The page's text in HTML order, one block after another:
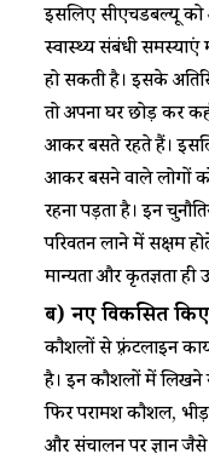
इसलिए सीएचडबल्यू को
स्वास्थ्य संबंधी
हो सकती है। इसके
तो अपना घर छोड़ कर
आकर बसते रहते हैं।
आकर बसने वाले लोगों
रहना पड़ता है। इन
परिवर्तन लाने में सक्षम
मान्यता और कृतज्ञता ही
ब) नए विकसित
कौशलों से फ़्रंटलाइन
है। इन कौशलों में लिखने
फिर परामर्श कौशल,
और संचालन पर ज्ञान